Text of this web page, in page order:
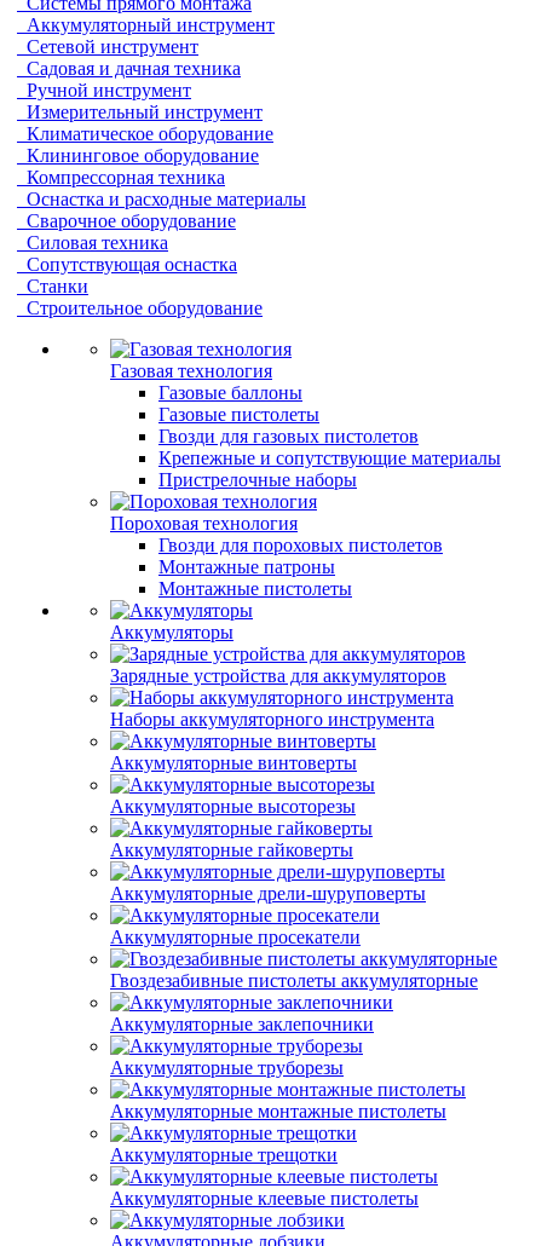
Аккумуляторный инструмент
Сетевой инструмент
Садовая и дачная техника
Ручной инструмент
Измерительный инструмент
Климатическое оборудование
Клининговое оборудование
Компрессорная техника
Оснастка и расходные материалы
Сварочное оборудование
Силовая техника
Сопутствующая оснастка
Станки
Строительное оборудование
Газовая технология
Газовые баллоны
Газовые пистолеты
Гвозди для газовых пистолетов
Крепежные и сопутствующие материалы
Пристрелочные наборы
Пороховая технология
Гвозди для пороховых пистолетов
Монтажные патроны
Монтажные пистолеты
Аккумуляторы
Зарядные устройства для аккумуляторов
Наборы аккумуляторного инструмента
Аккумуляторные винтоверты
Аккумуляторные высоторезы
Аккумуляторные гайковерты
Аккумуляторные дрели-шуруповерты
Аккумуляторные просекатели
Гвоздезабивные пистолеты аккумуляторные
Аккумуляторные заклепочники
Аккумуляторные труборезы
Аккумуляторные монтажные пистолеты
Аккумуляторные трещотки
Аккумуляторные клеевые пистолеты
Аккумуляторные лобзики